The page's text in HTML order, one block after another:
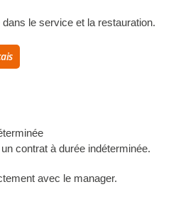
le service et la restauration.
contrat à durée indéterminée.
avec le manager.